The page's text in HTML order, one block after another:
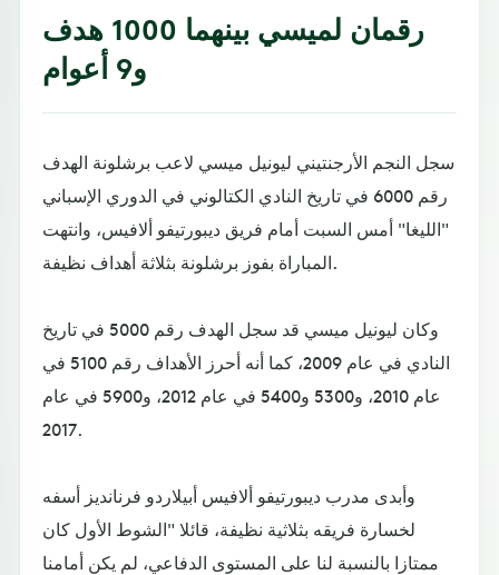
رقمان لميسي بينهما 1000 هدف
و9 أعوام
سجل النجم الأرجنتيني ليونيل ميسي لاعب برشلونة الهدف
رقم 6000 في تاريخ النادي الكتالوني في الدوري الإسباني
"الليغا" أمس السبت أمام فريق ديبورتيفو ألافيس، وانتهت
المباراة بفوز برشلونة بثلاثة أهداف نظيفة.
وكان ليونيل ميسي قد سجل الهدف رقم 5000 في تاريخ
النادي في عام 2009، كما أنه أحرز الأهداف رقم 5100 في
عام 2010، و5300 و5400 في عام 2012، و5900 في عام
2017.
وأبدى مدرب ديبورتيفو ألافيس أبيلاردو فرنانديز أسفه
لخسارة فريقه بثلاثية نظيفة، قائلا "الشوط الأول كان
ممتازا بالنسبة لنا على المستوى الدفاعي، لم يكن أمامنا